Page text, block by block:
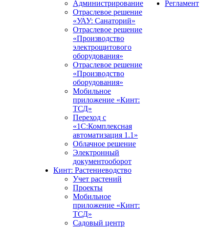
Администрирование
Отраслевое решение
«УАУ: Санаторий»
Отраслевое решение
«Производство
электрощитового
оборудования»
Отраслевое решение
«Производство
оборудования»
Мобильное
приложение «Кинт:
ТСД»
Переход с
«1С:Комплексная
автоматизация 1.1»
Облачное решение
Электронный
документооборот
Кинт: Растениеводство
Учет растений
Проекты
Мобильное
приложение «Кинт:
ТСД»
Садовый центр
Регламент